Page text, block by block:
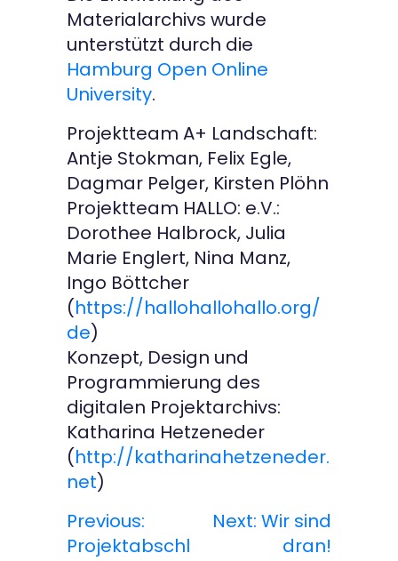
Materialarchivs wurde
unterstützt durch die
Hamburg Open Online
University.
Projektteam A+ Landschaft:
Antje Stokman, Felix Egle,
Dagmar Pelger, Kirsten Plöhn
Projektteam HALLO: e.V.:
Dorothee Halbrock, Julia
Marie Englert, Nina Manz,
Ingo Böttcher
(https://hallohallohallo.org/
de)
Konzept, Design und
Programmierung des
digitalen Projektarchivs:
Katharina Hetzeneder
(http://katharinahetzeneder.
net)
B
Previous:
Projektabschl
Next: Wir sind
dran!